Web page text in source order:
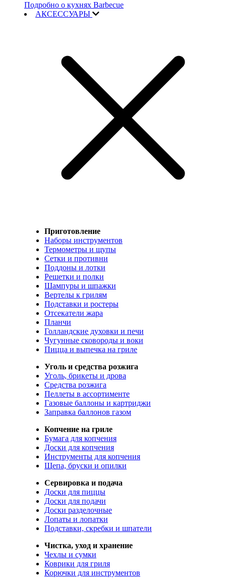
Подробно о кухнях Barbecue
АКСЕССУАРЫ
Приготовление
Наборы инструментов
Термометры и щупы
Сетки и противни
Поддоны и лотки
Решетки и полки
Шампуры и шпажки
Вертелы к грилям
Подставки и ростеры
Отсекатели жара
Планчи
Голландские духовки и печи
Чугунные сковороды и воки
Пицца и выпечка на гриле
Уголь и средства розжига
Уголь, брикеты и дрова
Средства розжига
Пеллеты в ассортименте
Газовые баллоны и картриджи
Заправка баллонов газом
Копчение на гриле
Бумага для копчения
Доски для копчения
Инструменты для копчения
Щепа, бруски и опилки
Сервировка и подача
Доски для пиццы
Доски для подачи
Доски разделочные
Лопаты и лопатки
Подставки, скребки и шпатели
Чистка, уход и хранение
Чехлы и сумки
Коврики для гриля
Корючки для инструментов